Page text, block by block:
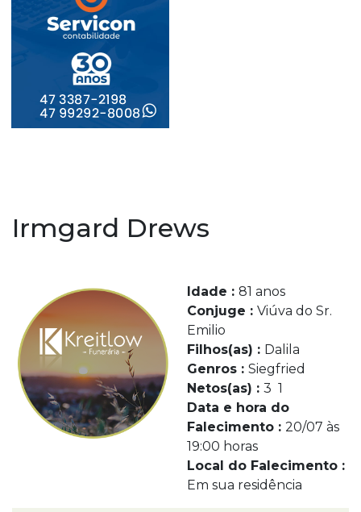
Irmgard Drews
Idade : 81 anos
Conjuge : Viúva do Sr.
Emilio
Filhos(as) : Dalila
Genros : Siegfried
Netos(as) : 3 1
Data e hora do
Falecimento : 20/07 às
19:00 horas
Local do Falecimento :
Em sua residência